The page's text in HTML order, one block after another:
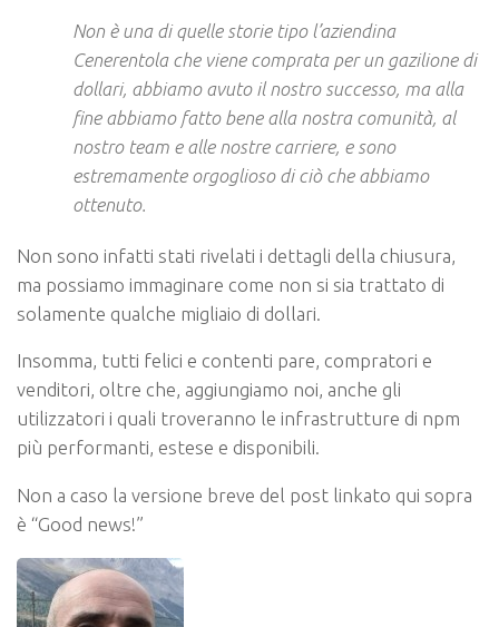
Non è una di quelle storie tipo l’aziendina
Cenerentola che viene comprata per un gazilione di
dollari, abbiamo avuto il nostro successo, ma alla
fine abbiamo fatto bene alla nostra comunità, al
nostro team e alle nostre carriere, e sono
estremamente orgoglioso di ciò che abbiamo
ottenuto.
Non sono infatti stati rivelati i dettagli della chiusura,
ma possiamo immaginare come non si sia trattato di
solamente qualche migliaio di dollari.
Insomma, tutti felici e contenti pare, compratori e
venditori, oltre che, aggiungiamo noi, anche gli
utilizzatori i quali troveranno le infrastrutture di npm
più performanti, estese e disponibili.
Non a caso la versione breve del post linkato qui sopra
è “Good news!”